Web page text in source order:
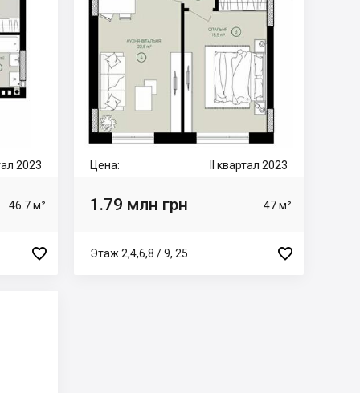
2023
46.7 м²

Цена: II квартал 2023
1.79 млн грн 47 м²
Этаж 2,4,6,8 / 9, 25 